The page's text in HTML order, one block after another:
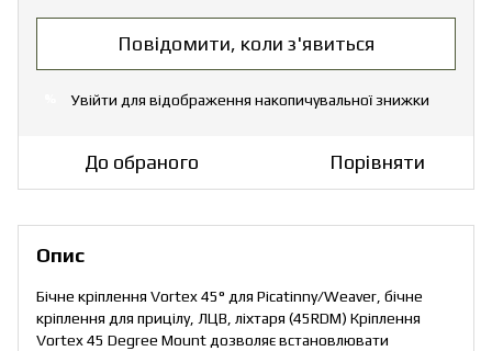
Повідомити, коли з'явиться
Увійти для відображення накопичувальної знижки
До обраного Порівняти
Опис
Бічне кріплення Vortex 45° для Picatinny/Weaver, бічне
кріплення для прицілу, ЛЦВ, ліхтаря (45RDM) Кріплення
Vortex 45 Degree Mount дозволяє встановлювати